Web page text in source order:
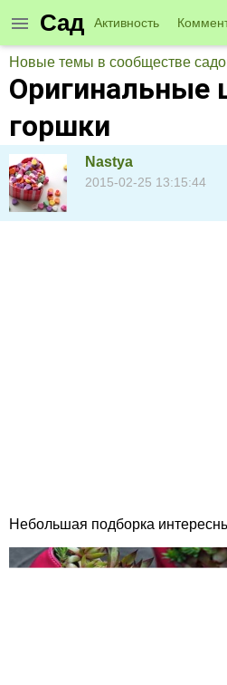
Сад Активность
Новые темы в сообществе
Оригинальные
горшки
Nastya
2015-02-25 13:15:44
Небольшая подборка